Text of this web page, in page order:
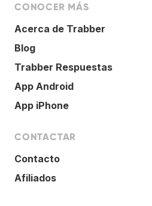
CONOCER MÁS
Acerca de Trabber
Blog
Trabber Respuestas
App Android
App iPhone
CONTACTAR
Contacto
Afiliados